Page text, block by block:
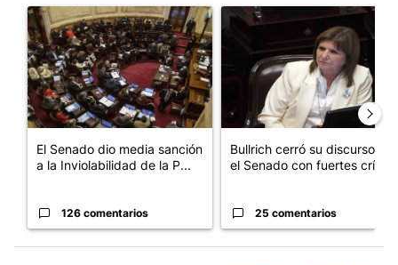
Un artículo de tendencia con el título "El Senado dio media
El Senado dio media sanción
a la Inviolabilidad de la P...
126 comentarios
Un artículo de tendencia
Bullrich cerró su discurso en
el Senado con fuertes crí...
25 comentarios